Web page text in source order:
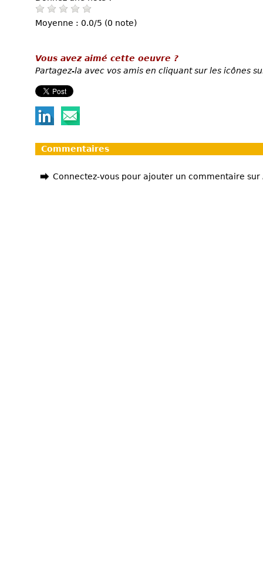
Moyenne : 0.0/5 (0 note)
Vous avez aimé cette oeuvre ?
Partagez-la avec vos amis en cliquant sur les icônes
Commentaires
Connectez-vous pour ajouter un commentaire sur